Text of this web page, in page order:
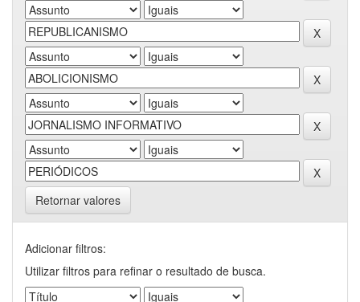
Retornar valores
Adicionar filtros:
Utilizar filtros para refinar o resultado de busca.